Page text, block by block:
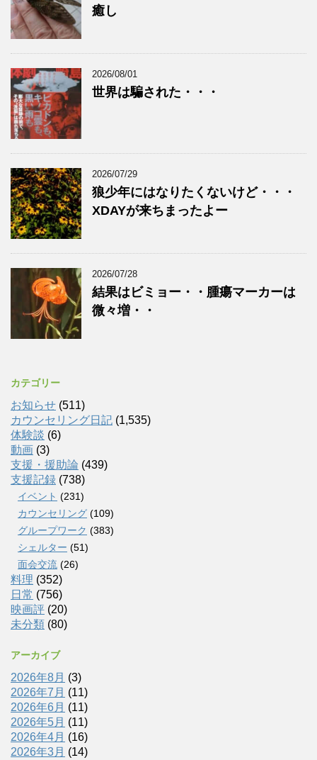
癒し
2026/08/01
世界は騙された・・・
2026/07/29
狼少年にはなりたくないけど・・・
XDAYが来ちまったよー
2026/07/28
結果はビミョー・・腫瘍マーカーは
微々増・・
カテゴリー
お知らせ (511)
カウンセリング日記 (1,535)
体験談 (6)
動画 (3)
支援・援助論 (439)
支援記録 (738)
イベント (231)
カウンセリング (109)
グループワーク (383)
シェルター (51)
面会交流 (26)
料理 (352)
日常 (756)
映画評 (20)
未分類 (80)
アーカイブ
2026年8月 (3)
2026年7月 (11)
2026年6月 (11)
2026年5月 (11)
2026年4月 (16)
2026年3月 (14)